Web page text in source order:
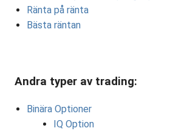
Ränta på ränta
Bästa räntan
Andra typer av trading:
Binära Optioner
IQ Option